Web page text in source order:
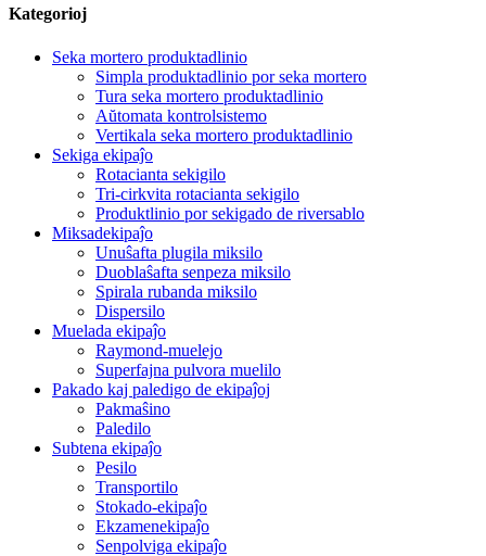
Kategorioj
Seka mortero produktadlinio
Simpla produktadlinio por seka mortero
Tura seka mortero produktadlinio
Aŭtomata kontrolsistemo
Vertikala seka mortero produktadlinio
Sekiga ekipaĵo
Rotacianta sekigilo
Tri-cirkvita rotacianta sekigilo
Produktlinio por sekigado de riversablo
Miksadekipaĵo
Unuŝafta plugila miksilo
Duoblaŝafta senpeza miksilo
Spirala rubanda miksilo
Dispersilo
Muelada ekipaĵo
Raymond-muelejo
Superfajna pulvora muelilo
Pakado kaj paledigo de ekipaĵoj
Pakmaŝino
Paledilo
Subtena ekipaĵo
Pesilo
Transportilo
Stokado-ekipaĵo
Ekzamenekipaĵo
Senpolviga ekipaĵo